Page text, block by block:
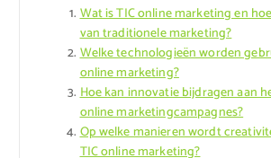
Wat is TIC online marketing en
van traditionele marketing?
Welke technologieën worden
online marketing?
Hoe kan innovatie bijdragen aan
online marketingcampagnes?
Op welke manieren wordt
TIC online marketing?